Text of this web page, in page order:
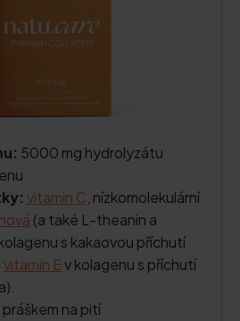
5000 mg hydrolyzátu
vitamin C , nízkomolekulární
(a také L-theanin a
s kakaovou příchutí
vitamin Ev kolagenu s příchutí
na pití